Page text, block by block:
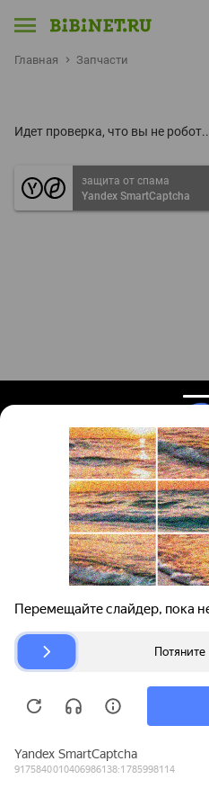
Главная Запчасти
Идет проверка, что вы не
защита от спама
Yandex SmartCaptcha
Поиск запчастей
Для автокомпаний
Авторазборки
© bibinet.ru -
Copyright 2010-2026